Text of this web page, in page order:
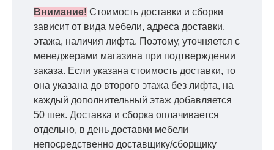
Внимание! Стоимость доставки и сборки
зависит от вида мебели, адреса доставки,
этажа, наличия лифта. Поэтому, уточняется с
менеджерами магазина при подтверждении
заказа. Если указана стоимость доставки, то
она указана до второго этажа без лифта, на
каждый дополнительный этаж добавляется
50 шек. Доставка и сборка оплачивается
отдельно, в день доставки мебели
непосредственно доставщику/сборщику